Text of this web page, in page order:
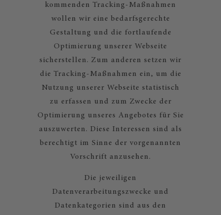
kommenden Tracking-Maßnahmen
wollen wir eine bedarfsgerechte
Gestaltung und die fortlaufende
Optimierung unserer Webseite
sicherstellen. Zum anderen setzen wir
die Tracking-Maßnahmen ein, um die
Nutzung unserer Webseite statistisch
zu erfassen und zum Zwecke der
Optimierung unseres Angebotes für Sie
auszuwerten. Diese Interessen sind als
berechtigt im Sinne der vorgenannten
Vorschrift anzusehen.
Die jeweiligen
Datenverarbeitungszwecke und
Datenkategorien sind aus den